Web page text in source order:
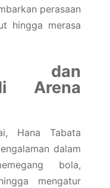
perasaan
hingga merasa
dan
Arena
Hana Tabata
dalam
bola,
mengatur